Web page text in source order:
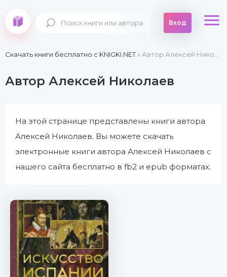
Вход
Скачать книги бесплатно c KNIGKI.NET» Автор Алексей Николаев
Автор Алексей Николаев
На этой странице представлены книги автора
Алексей Николаев. Вы можете скачать
электронные книги автора Алексей Николаев с
нашего сайта бесплатно в fb2 и epub форматах.